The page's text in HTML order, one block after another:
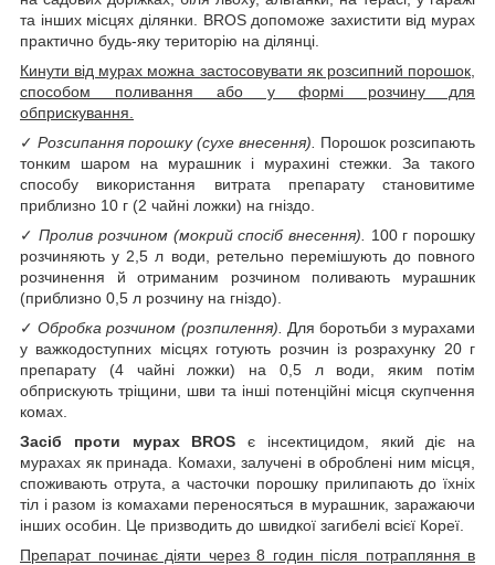
та інших місцях ділянки. BROS допоможе захистити від мурах
практично будь-яку територію на ділянці.
Кинути від мурах можна застосовувати як розсипний порошок,
способом поливання або у формі розчину для
обприскування.
✓ Розсипання порошку (сухе внесення). Порошок розсипають
тонким шаром на мурашник і мурахині стежки. За такого
способу використання витрата препарату становитиме
приблизно 10 г (2 чайні ложки) на гніздо.
✓ Пролив розчином (мокрий спосіб внесення). 100 г порошку
розчиняють у 2,5 л води, ретельно перемішують до повного
розчинення й отриманим розчином поливають мурашник
(приблизно 0,5 л розчину на гніздо).
✓ Обробка розчином (розпилення). Для боротьби з мурахами
у важкодоступних місцях готують розчин із розрахунку 20 г
препарату (4 чайні ложки) на 0,5 л води, яким потім
обприскують тріщини, шви та інші потенційні місця скупчення
комах.
Засіб проти мурах BROS є інсектицидом, який діє на
мурахах як принада. Комахи, залучені в оброблені ним місця,
споживають отрута, а часточки порошку прилипають до їхніх
тіл і разом із комахами переносяться в мурашник, заражаючи
інших особин. Це призводить до швидкої загибелі всієї Кореї.
Препарат починає діяти через 8 годин після потрапляння в